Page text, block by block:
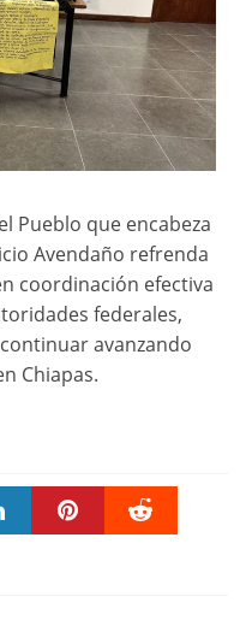
Pueblo que encabeza
Avendaño refrenda
coordinación efectiva
federales,
avanzando
Chiapas.